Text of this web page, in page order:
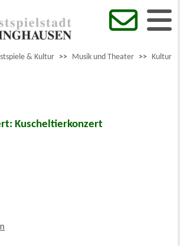
& Kultur >> Musik und Theater >> Kultur
Kuscheltierkonzert